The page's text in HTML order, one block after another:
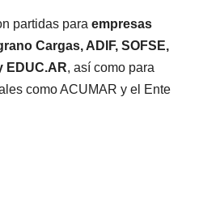
partidas para empresas
Cargas, ADIF, SOFSE,
EDUC.AR, así como para
como ACUMAR y el Ente